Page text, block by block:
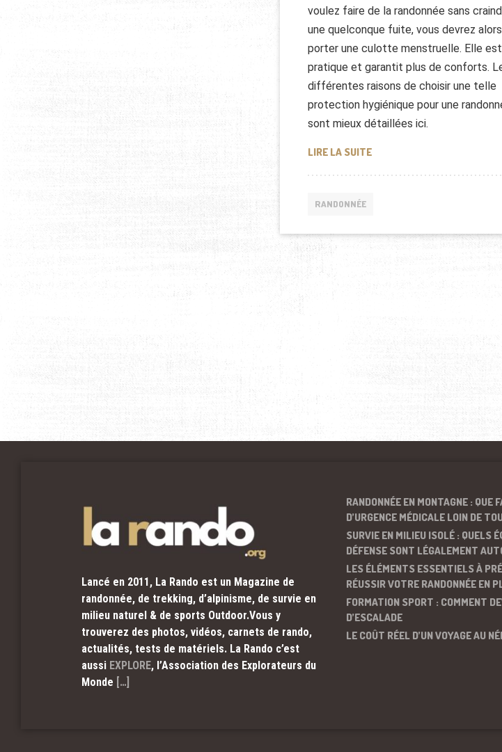
voulez faire de la randonnée sans
une quelconque fuite, vous devrez alors
porter une culotte menstruelle. Elle est
pratique et garantit plus de conforts.
différentes raisons de choisir une telle
protection hygiénique pour une
sont mieux détaillées ici.
LIRE LA SUITECULOTTE MENSTRUELLE :
RANDONNÉE
Lancé en 2011, La Rando est un Magazine de
randonnée, de trekking, d’alpinisme, de survie en
milieu naturel & de sports Outdoor.Vous y
trouverez des photos, vidéos, carnets de rando,
actualités, tests de matériels. La Rando c’est
aussi EXPLORE, l’Association des Explorateurs du
Monde […]
RANDONNÉE EN MONTAGNE : QUE
D’URGENCE MÉDICALE LOIN DE
SURVIE EN MILIEU ISOLÉ : QUELS
DÉFENSE SONT LÉGALEMENT
LES ÉLÉMENTS ESSENTIELS À
RÉUSSIR VOTRE RANDONNÉE EN
FORMATION SPORT : COMMENT
D’ESCALADE
LE COÛT RÉEL D’UN VOYAGE AU